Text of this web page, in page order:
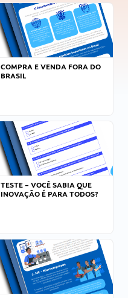
COMPRA E VENDA FORA DO
BRASIL
TESTE – VOCÊ SABIA QUE
INOVAÇÃO É PARA TODOS?